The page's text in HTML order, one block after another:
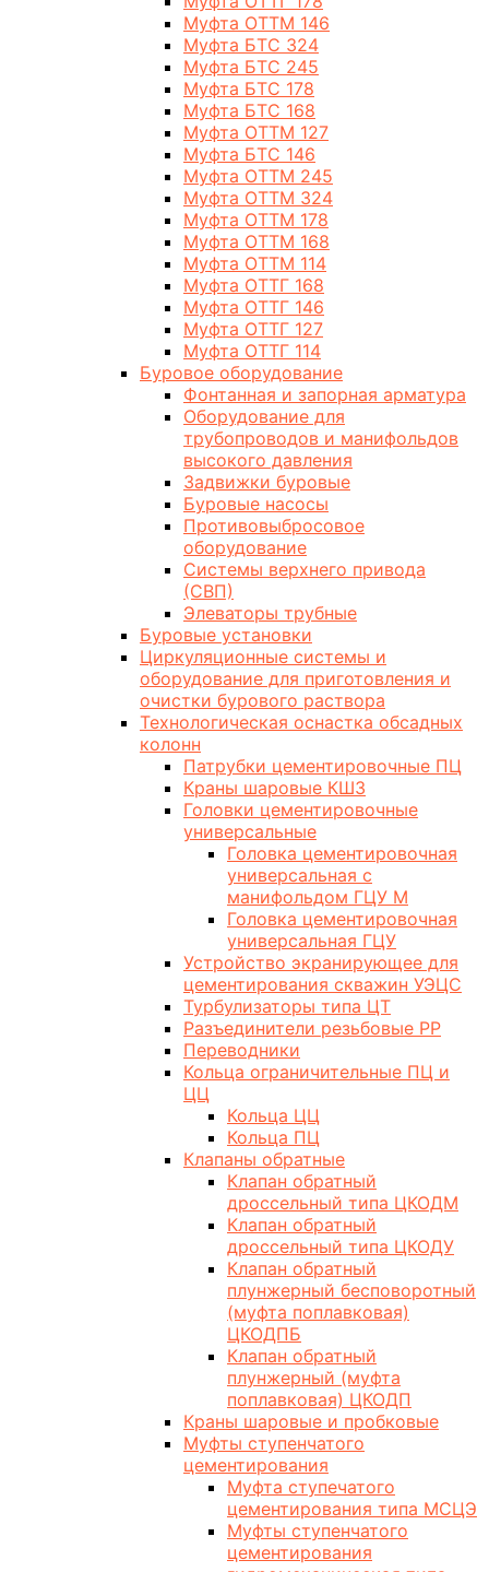
Муфта ОТТМ 146
Муфта БТС 324
Муфта БТС 245
Муфта БТС 178
Муфта БТС 168
Муфта ОТТМ 127
Муфта БТС 146
Муфта ОТТМ 245
Муфта ОТТМ 324
Муфта ОТТМ 178
Муфта ОТТМ 168
Муфта ОТТМ 114
Муфта ОТТГ 168
Муфта ОТТГ 146
Муфта ОТТГ 127
Муфта ОТТГ 114
Буровое оборудование
Фонтанная и запорная арматура
Оборудование для
трубопроводов и манифольдов
высокого давления
Задвижки буровые
Буровые насосы
Противовыбросовое
оборудование
Системы верхнего привода
(СВП)
Элеваторы трубные
Буровые установки
Циркуляционные системы и
оборудование для приготовления и
очистки бурового раствора
Технологическая оснастка обсадных
колонн
Патрубки цементировочные ПЦ
Краны шаровые КШЗ
Головки цементировочные
универсальные
Головка цементировочная
универсальная с
манифольдом ГЦУ М
Головка цементировочная
универсальная ГЦУ
Устройство экранирующее для
цементирования скважин УЭЦС
Турбулизаторы типа ЦТ
Разъединители резьбовые РР
Переводники
Кольца ограничительные ПЦ и
ЦЦ
Кольца ЦЦ
Кольца ПЦ
Клапаны обратные
Клапан обратный
дроссельный типа ЦКОДМ
Клапан обратный
дроссельный типа ЦКОДУ
Клапан обратный
плунжерный бесповоротный
(муфта поплавковая)
ЦКОДПБ
Клапан обратный
плунжерный (муфта
поплавковая) ЦКОДП
Краны шаровые и пробковые
Муфты ступенчатого
цементирования
Муфта ступечатого
цементирования типа МСЦЭ
Муфты ступенчатого
цементирования